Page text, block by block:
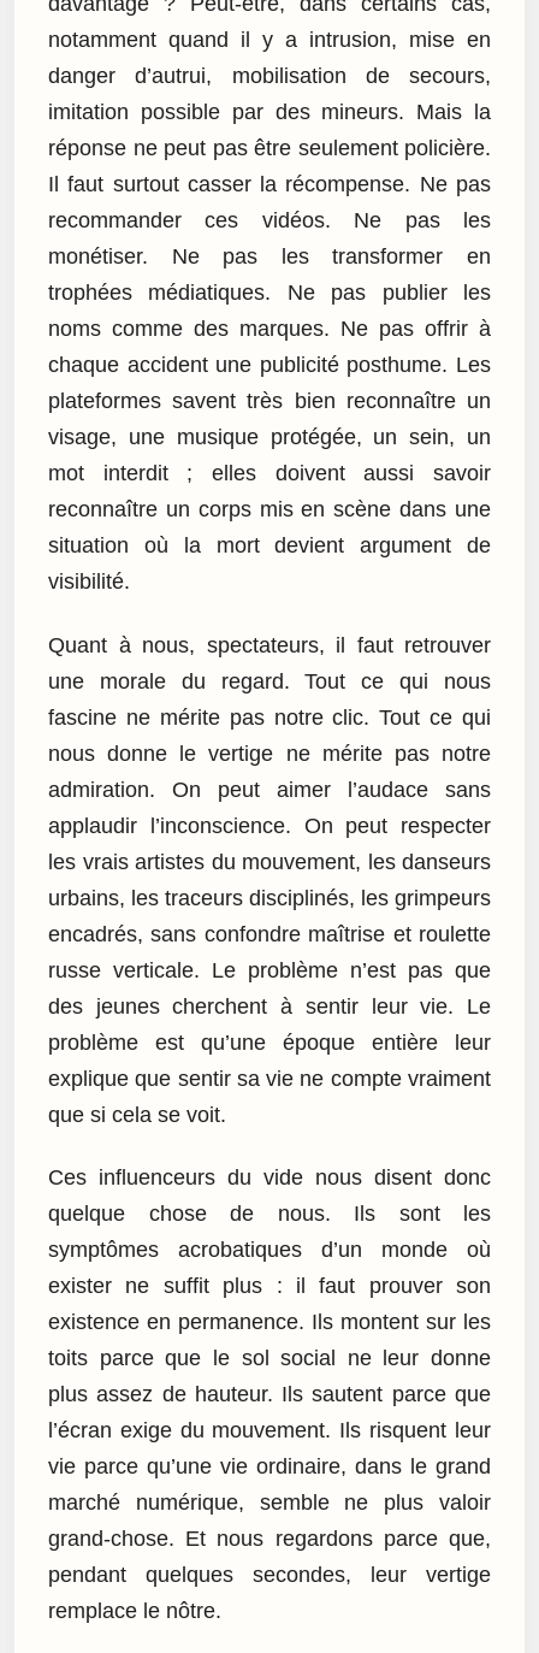
notamment quand il y a intrusion, mise en
danger d’autrui, mobilisation de secours,
imitation possible par des mineurs. Mais la
réponse ne peut pas être seulement policière.
Il faut surtout casser la récompense. Ne pas
recommander ces vidéos. Ne pas les
monétiser. Ne pas les transformer en
trophées médiatiques. Ne pas publier les
noms comme des marques. Ne pas offrir à
chaque accident une publicité posthume. Les
plateformes savent très bien reconnaître un
visage, une musique protégée, un sein, un
mot interdit ; elles doivent aussi savoir
reconnaître un corps mis en scène dans une
situation où la mort devient argument de
visibilité.
Quant à nous, spectateurs, il faut retrouver
une morale du regard. Tout ce qui nous
fascine ne mérite pas notre clic. Tout ce qui
nous donne le vertige ne mérite pas notre
admiration. On peut aimer l’audace sans
applaudir l’inconscience. On peut respecter
les vrais artistes du mouvement, les danseurs
urbains, les traceurs disciplinés, les grimpeurs
encadrés, sans confondre maîtrise et roulette
russe verticale. Le problème n’est pas que
des jeunes cherchent à sentir leur vie. Le
problème est qu’une époque entière leur
explique que sentir sa vie ne compte vraiment
que si cela se voit.
Ces influenceurs du vide nous disent donc
quelque chose de nous. Ils sont les
symptômes acrobatiques d’un monde où
exister ne suffit plus : il faut prouver son
existence en permanence. Ils montent sur les
toits parce que le sol social ne leur donne
plus assez de hauteur. Ils sautent parce que
l’écran exige du mouvement. Ils risquent leur
vie parce qu’une vie ordinaire, dans le grand
marché numérique, semble ne plus valoir
grand-chose. Et nous regardons parce que,
pendant quelques secondes, leur vertige
remplace le nôtre.